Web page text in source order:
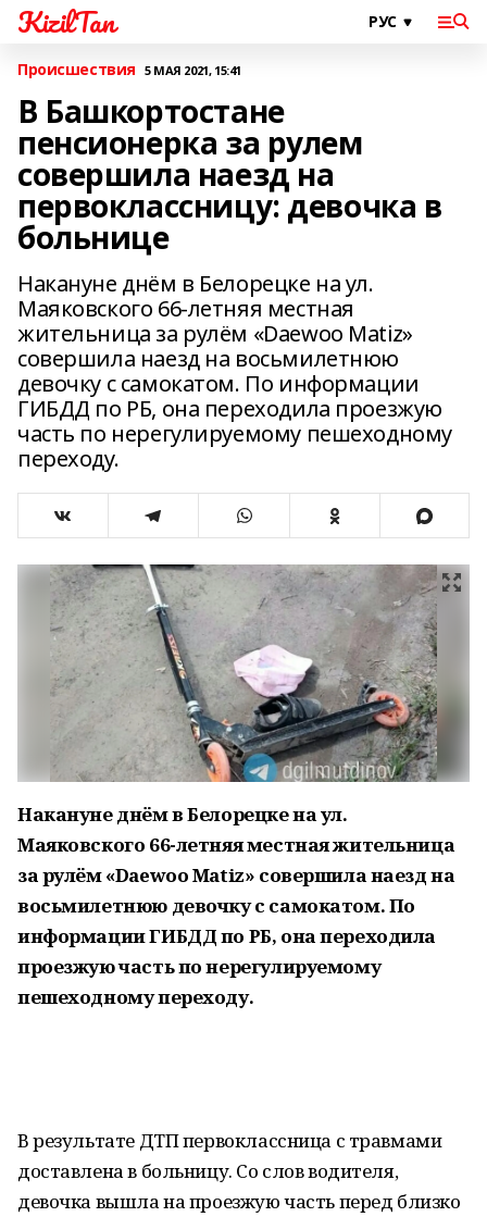
KizilTan
Происшествия 5 МАЯ 2021, 15:41
В Башкортостане
пенсионерка за рулем
совершила наезд на
первоклассницу: девочка в
больнице
Накануне днём в Белорецке на ул.
Маяковского 66-летняя местная
жительница за рулём «Daewoo Matiz»
совершила наезд на восьмилетнюю
девочку с самокатом. По информации
ГИБДД по РБ, она переходила проезжую
часть по нерегулируемому пешеходному
переходу.
Накануне днём в Белорецке на ул.
Маяковского 66-летняя местная жительница
за рулём «Daewoo Matiz» совершила наезд на
восьмилетнюю девочку с самокатом. По
информации ГИБДД по РБ, она переходила
проезжую часть по нерегулируемому
пешеходному переходу.
В результате ДТП первоклассница с травмами
доставлена в больницу. Со слов водителя,
девочка вышла на проезжую часть перед близко